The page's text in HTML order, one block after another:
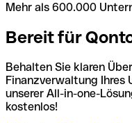
Mehr als 600.000
Bereit für
Behalten Sie klaren
Finanzverwaltung Ihres
unserer All-in-one-
kostenlos!